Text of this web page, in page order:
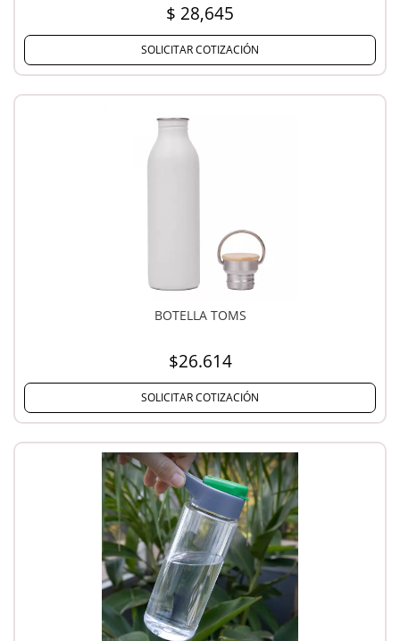
$ 28,645
SOLICITAR COTIZACIÓN
BOTELLA TOMS
$26.614
SOLICITAR COTIZACIÓN